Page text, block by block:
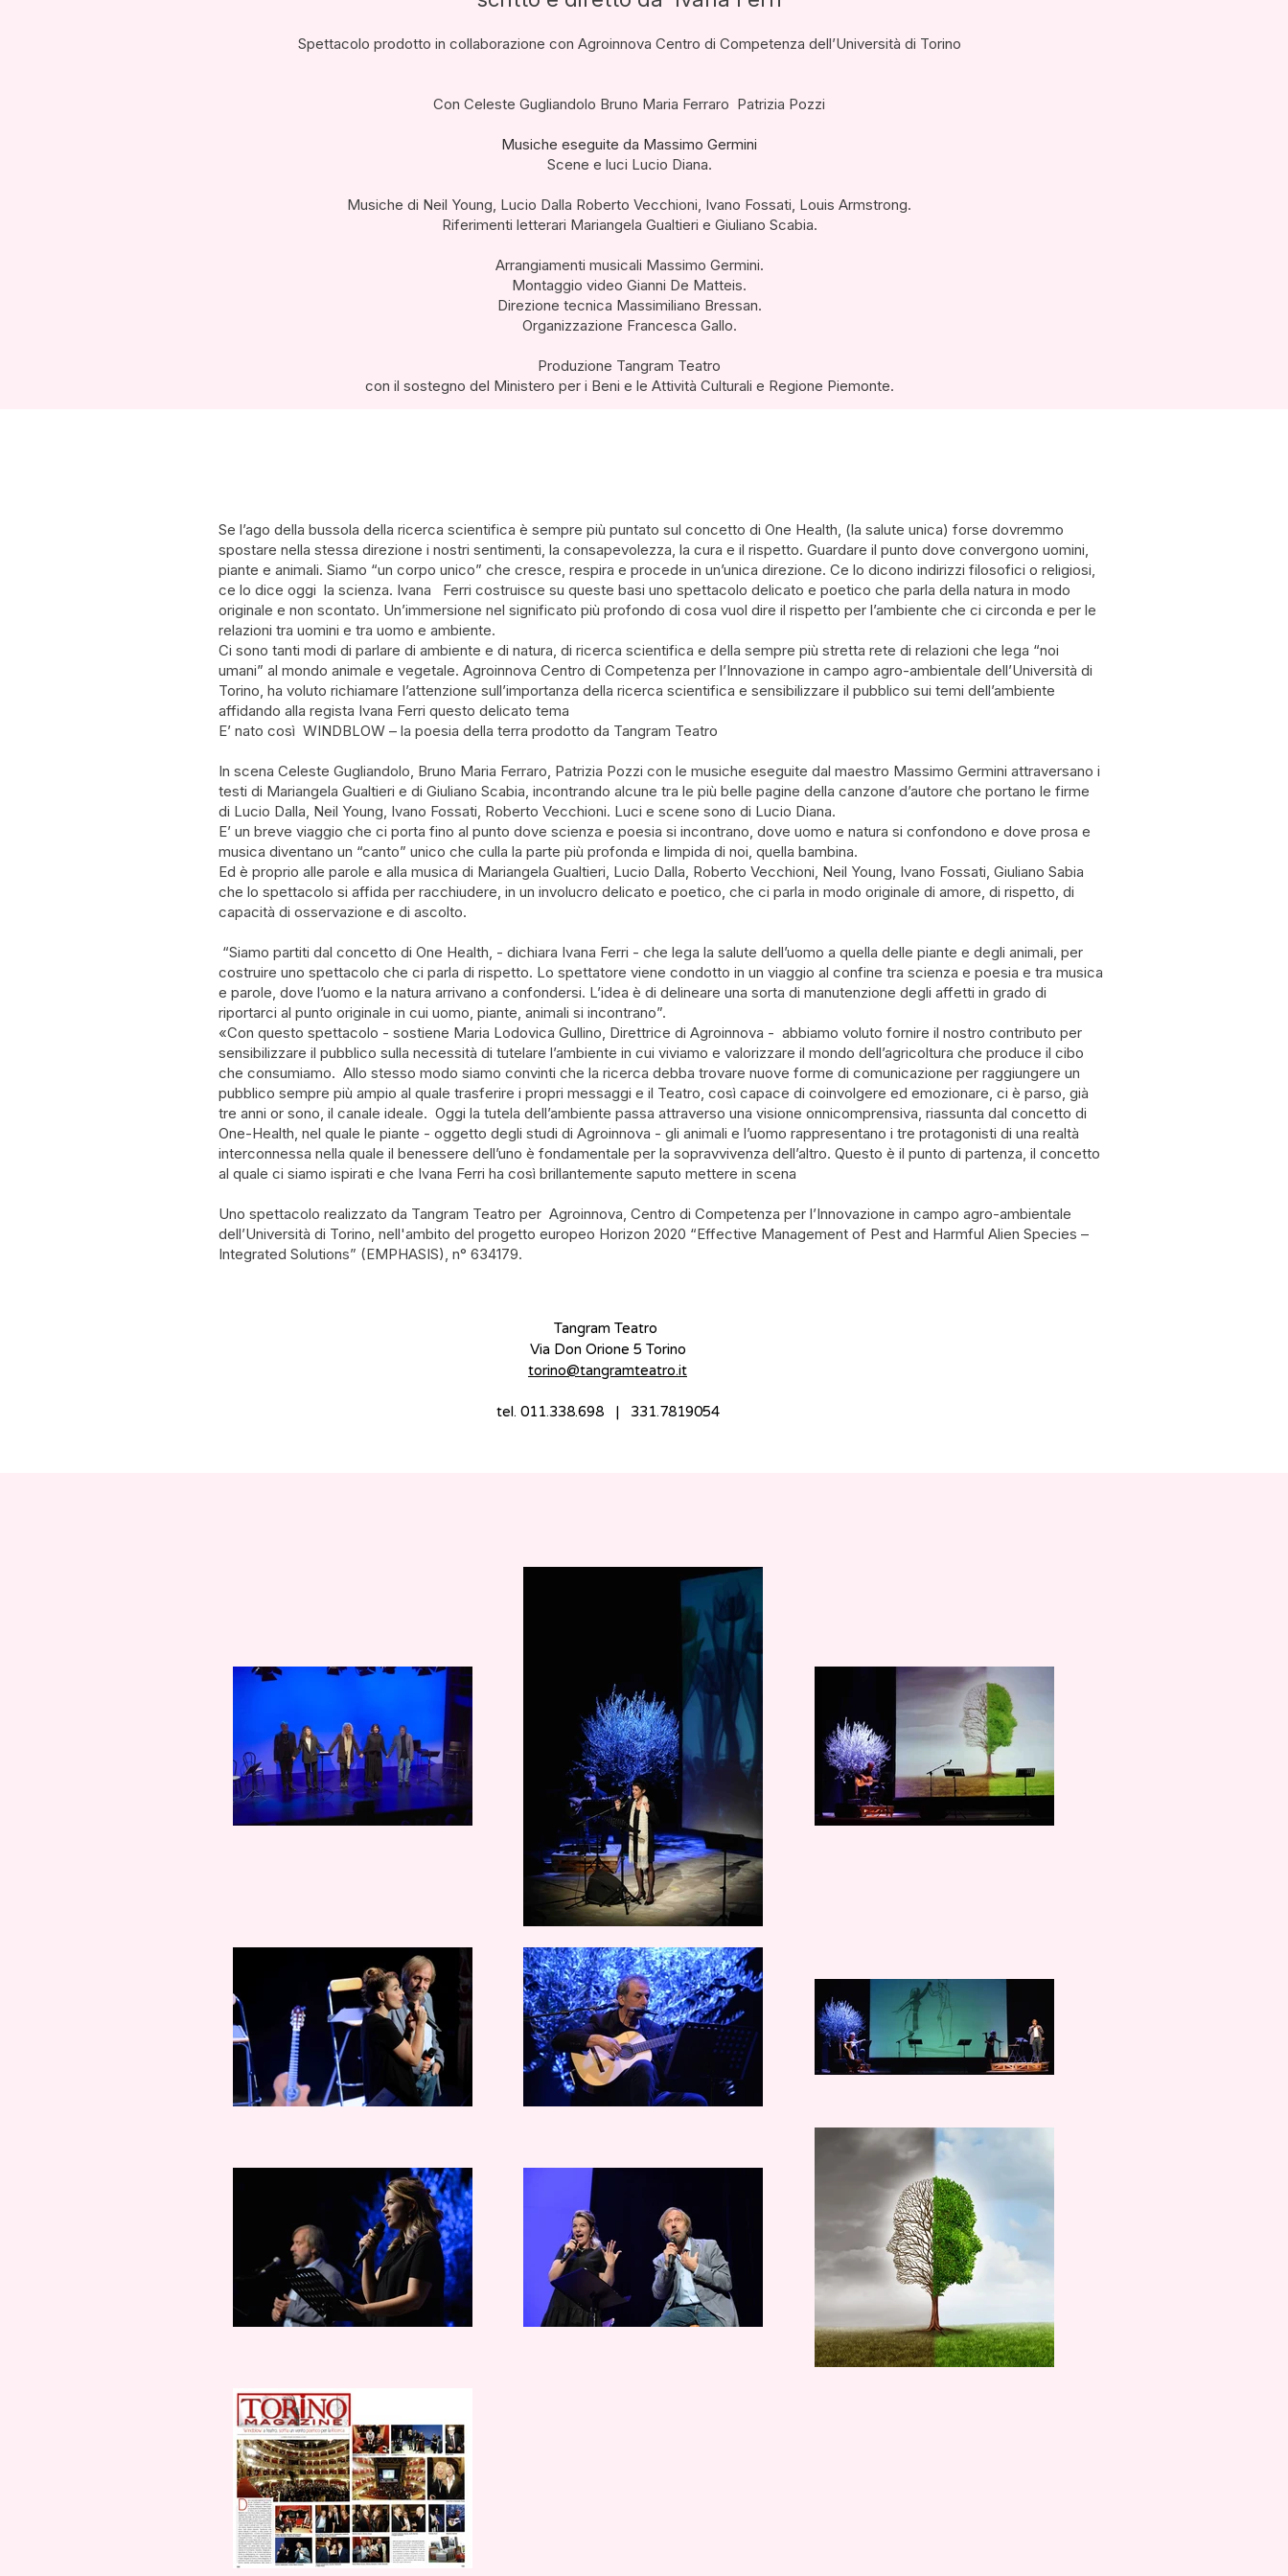
Spettacolo prodotto in collaborazione con Agroinnova Centro di Competenza dell’Università di Torino
Con Celeste Gugliandolo Bruno Maria Ferraro Patrizia Pozzi
Musiche eseguite da Massimo Germini
Scene e luci Lucio Diana.
Musiche di Neil Young, Lucio Dalla Roberto Vecchioni, Ivano Fossati, Louis Armstrong.
Riferimenti letterari Mariangela Gualtieri e Giuliano Scabia.
Arrangiamenti musicali Massimo Germini.
Montaggio video Gianni De Matteis.
Direzione tecnica Massimiliano Bressan.
Organizzazione Francesca Gallo.
Produzione Tangram Teatro
con il sostegno del Ministero per i Beni e le Attività Culturali e Regione Piemonte.
Se l’ago della bussola della ricerca scientifica è sempre più puntato sul concetto di One Health, (la salute unica) forse dovremmo
spostare nella stessa direzione i nostri sentimenti, la consapevolezza, la cura e il rispetto. Guardare il punto dove convergono uomini,
piante e animali. Siamo “un corpo unico” che cresce, respira e procede in un’unica direzione. Ce lo dicono indirizzi filosofici o religiosi,
ce lo dice oggi la scienza. Ivana Ferri costruisce su queste basi uno spettacolo delicato e poetico che parla della natura in modo
originale e non scontato. Un’immersione nel significato più profondo di cosa vuol dire il rispetto per l’ambiente che ci circonda e per le
relazioni tra uomini e tra uomo e ambiente.
Ci sono tanti modi di parlare di ambiente e di natura, di ricerca scientifica e della sempre più stretta rete di relazioni che lega “noi
umani” al mondo animale e vegetale. Agroinnova Centro di Competenza per l’Innovazione in campo agro-ambientale dell’Università di
Torino, ha voluto richiamare l’attenzione sull’importanza della ricerca scientifica e sensibilizzare il pubblico sui temi dell’ambiente
affidando alla regista Ivana Ferri questo delicato tema
E’ nato così WINDBLOW – la poesia della terra prodotto da Tangram Teatro
In scena Celeste Gugliandolo, Bruno Maria Ferraro, Patrizia Pozzi con le musiche eseguite dal maestro Massimo Germini attraversano i
testi di Mariangela Gualtieri e di Giuliano Scabia, incontrando alcune tra le più belle pagine della canzone d’autore che portano le firme
di Lucio Dalla, Neil Young, Ivano Fossati, Roberto Vecchioni. Luci e scene sono di Lucio Diana.
E’ un breve viaggio che ci porta fino al punto dove scienza e poesia si incontrano, dove uomo e natura si confondono e dove prosa e
musica diventano un “canto” unico che culla la parte più profonda e limpida di noi, quella bambina.
Ed è proprio alle parole e alla musica di Mariangela Gualtieri, Lucio Dalla, Roberto Vecchioni, Neil Young, Ivano Fossati, Giuliano Sabia
che lo spettacolo si affida per racchiudere, in un involucro delicato e poetico, che ci parla in modo originale di amore, di rispetto, di
capacità di osservazione e di ascolto.
“Siamo partiti dal concetto di One Health, - dichiara Ivana Ferri - che lega la salute dell’uomo a quella delle piante e degli animali, per
costruire uno spettacolo che ci parla di rispetto. Lo spettatore viene condotto in un viaggio al confine tra scienza e poesia e tra musica
e parole, dove l’uomo e la natura arrivano a confondersi. L’idea è di delineare una sorta di manutenzione degli affetti in grado di
riportarci al punto originale in cui uomo, piante, animali si incontrano”.
«Con questo spettacolo - sostiene Maria Lodovica Gullino, Direttrice di Agroinnova - abbiamo voluto fornire il nostro contributo per
sensibilizzare il pubblico sulla necessità di tutelare l’ambiente in cui viviamo e valorizzare il mondo dell’agricoltura che produce il cibo
che consumiamo. Allo stesso modo siamo convinti che la ricerca debba trovare nuove forme di comunicazione per raggiungere un
pubblico sempre più ampio al quale trasferire i propri messaggi e il Teatro, così capace di coinvolgere ed emozionare, ci è parso, già
tre anni or sono, il canale ideale. Oggi la tutela dell’ambiente passa attraverso una visione onnicomprensiva, riassunta dal concetto di
One-Health, nel quale le piante - oggetto degli studi di Agroinnova - gli animali e l’uomo rappresentano i tre protagonisti di una realtà
interconnessa nella quale il benessere dell’uno è fondamentale per la sopravvivenza dell’altro. Questo è il punto di partenza, il concetto
al quale ci siamo ispirati e che Ivana Ferri ha così brillantemente saputo mettere in scena
Uno spettacolo realizzato da Tangram Teatro per Agroinnova, Centro di Competenza per l’Innovazione in campo agro-ambientale
dell’Università di Torino, nell'ambito del progetto europeo Horizon 2020 “Effective Management of Pest and Harmful Alien Species –
Integrated Solutions” (EMPHASIS), n° 634179.
Tangram Teatro
Via Don Orione 5 Torino
torino@tangramteatro.it
tel. 011.338.698 | 331.7819054